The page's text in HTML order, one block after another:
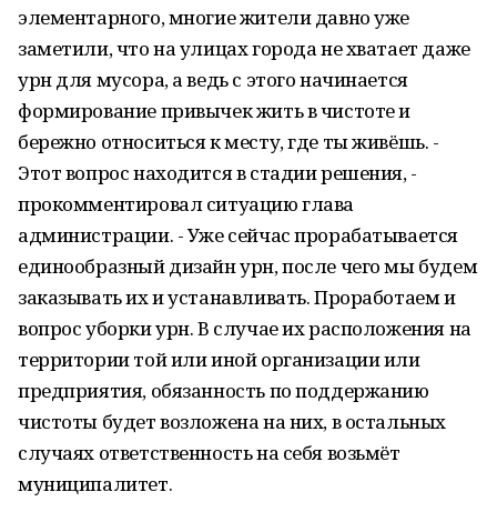
элементарного, многие жители давно уже
заметили, что на улицах города не хватает даже
урн для мусора, а ведь с этого начинается
формирование привычек жить в чистоте и
бережно относиться к месту, где ты живёшь. -
Этот вопрос находится в стадии решения, -
прокомментировал ситуацию глава
администрации. - Уже сейчас прорабатывается
единообразный дизайн урн, после чего мы будем
заказывать их и устанавливать. Проработаем и
вопрос уборки урн. В случае их расположения на
территории той или иной организации или
предприятия, обязанность по поддержанию
чистоты будет возложена на них, в остальных
случаях ответственность на себя возьмёт
муниципалитет.